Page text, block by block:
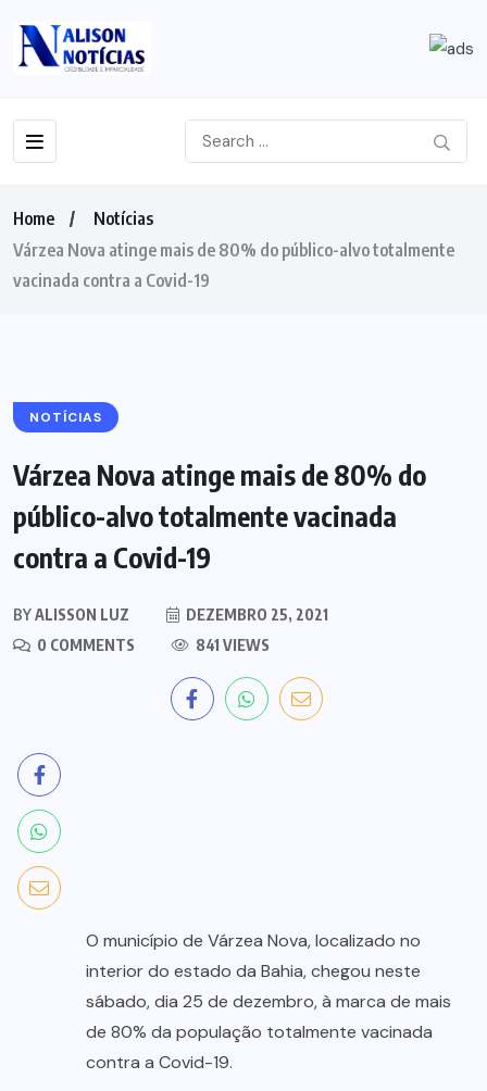
Home
Notícias
Várzea Nova atinge mais de 80% do público-alvo totalmente
vacinada contra a Covid-19
NOTÍCIAS
Várzea Nova atinge mais de 80% do
público-alvo totalmente vacinada
contra a Covid-19
BYALISSON LUZ
DEZEMBRO 25, 2021
0 COMMENTS
841 VIEWS
O município de Várzea Nova, localizado no
interior do estado da Bahia, chegou neste
sábado, dia 25 de dezembro, à marca de mais
de 80% da população totalmente vacinada
contra a Covid-19.